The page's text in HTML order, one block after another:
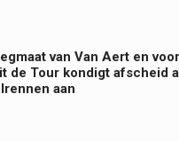
van Van Aert en
de Tour kondigt afscheid
aan